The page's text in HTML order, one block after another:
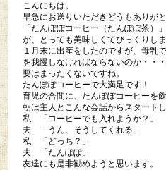
こんにちは。
早急にお送りいただきどうもありが
「たんぽぽコーヒー（たんぽぽ茶）
が、とっても美味しくてびっくりしま
１月末に出産をしたのですが、母乳
を我慢しなければならないのか・・
要はまったくないですね。
たんぽぽコーヒーで大満足です！
育児の合間に、たんぽぽコーヒーを
朝は主人とこんな会話からスタートし
私 「コーヒーでも入れようか？」
夫 「うん、そうしてくれる」
私 「どっち？」
夫 「たんぽぽ」
友達にも是非勧めようと思います。